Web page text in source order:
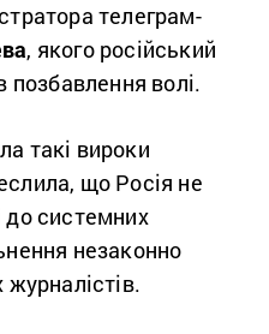
телеграм-
, якого російський
позбавлення волі.
такі вироки
що Росія не
до системних
незаконно
журналістів.